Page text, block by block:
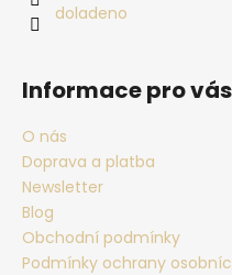
doladeno
Informace pro vás
O nás
Doprava a platba
Newsletter
Blog
Obchodní podmínky
Podmínky ochrany